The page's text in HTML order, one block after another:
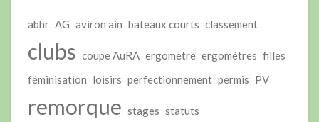
abhr AG aviron ain bateaux courts classement
clubs coupe AuRA ergomètre ergomètres filles
féminisation loisirs perfectionnement permis PV
remorque stages statuts